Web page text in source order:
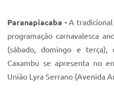
Paranapiacaba -A tradicional
programação carnavalesca
(sábado, domingo e
Caxambu se apresenta no
União Lyra Serrano (Avenida